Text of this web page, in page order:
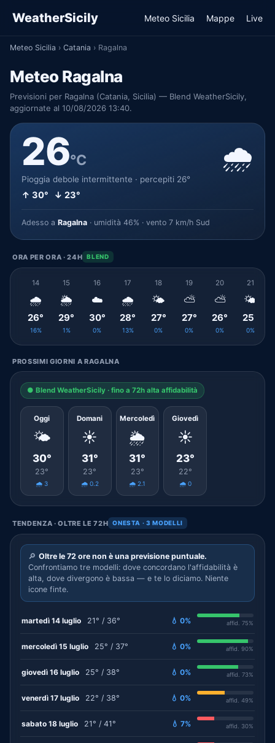
WeatherSicily Meteo Sicilia Mappe Live
Meteo Sicilia › Catania › Ragalna
Meteo Ragalna
Previsioni per Ragalna (Catania, Sicilia) — Blend WeatherSicily,
aggiornate al 10/08/2026 13:40.
26°C
Pioggia debole intermittente · percepiti 26°
↑ 30° ↓ 23°
🌧️
Adesso a Ragalna · umidità 46% · vento 7 km/h Sud
ORA PER ORA · 24H BLEND
14
🌧️
26°
16%
15
🌦️
29°
1%
16
☁️
30°
0%
17
🌧️
28°
13%
18
🌤️
27°
0%
19
⛅
27°
0%
20
⛅
26°
0%
21
🌤️
25°
0%
PROSSIMI GIORNI A RAGALNA
● Blend WeatherSicily · fino a 72h alta affidabilità
Oggi
🌤️
30°
23°
🌧️ 3
Domani
☀️
31°
23°
🌧️ 0.2
Mercoledì
🌦️
31°
23°
🌧️ 2.1
Giovedì
☀️
23°
22°
🌧️ 0
TENDENZA · OLTRE LE 72H ONESTA · 3 MODELLI
🔎 Oltre le 72 ore non è una previsione puntuale.
Confrontiamo tre modelli: dove concordano l'affidabilità è
alta, dove divergono è bassa — e te lo diciamo. Niente
icone finte.
martedì 14 luglio 21° / 36° 💧 0% affid. 75%
mercoledì 15 luglio 25° / 37° 💧 0% affid. 90%
giovedì 16 luglio 25° / 38° 💧 0% affid. 73%
venerdì 17 luglio 22° / 38° 💧 0% affid. 49%
sabato 18 luglio 21° / 41° 💧 7% affid. 30%